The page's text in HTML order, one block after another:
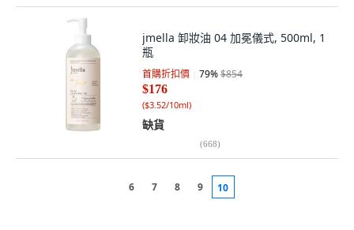
jmella 卸妝油 04 加冕儀式, 500ml, 1
瓶
首購折扣價 79%$854
$176
($3.52/10ml)
缺貨
(668)
6 7 8 9 10